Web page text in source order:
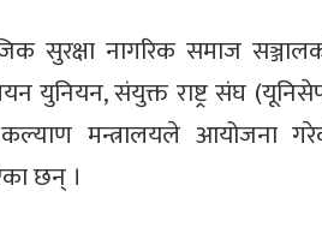
सुरक्षा नागरिक समाज
युनियन, संयुक्त राष्ट्र संघ
मन्त्रालयले आयोजना गरेको
छन् ।